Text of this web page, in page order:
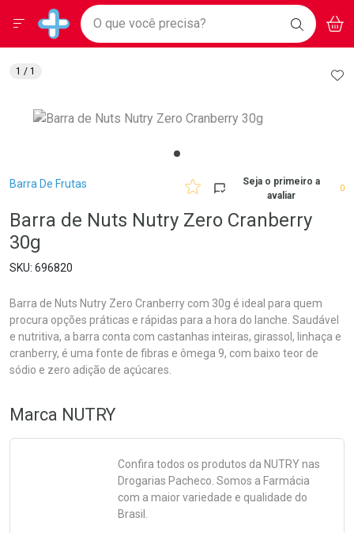
Drogarias Pacheco
Baixe nosso APP e aproveite Ofertas Exclusivas!
BAIXE
O APP
Ir direto para a home
pela página
Ir direto para o conteúdo
Ir direto para a busca
Ir direto para a conta
Ir direto para a notificações
Ir direto para o carrinho
Faça a sua busca
O que você precisa? BUSCAR
Menu
Breadcrumb
Barra De Frutas
Seja o primeiro a
avaliar
0
Barra de Nuts Nutry Zero Cranberry
30g
696820
Barra de Nuts Nutry Zero Cranberry com 30g é ideal para quem
procura opções práticas e rápidas para a hora do lanche. Saudável
e nutritiva, a barra conta com castanhas inteiras, girassol, linhaça e
cranberry, é uma fonte de fibras e ômega 9, com baixo teor de
sódio e zero adição de açúcares.
1 / 1
Marca NUTRY
Confira todos os produtos da NUTRYnas
Drogarias Pacheco. Somos a Farmácia
com a maior variedade e qualidade do
Brasil.